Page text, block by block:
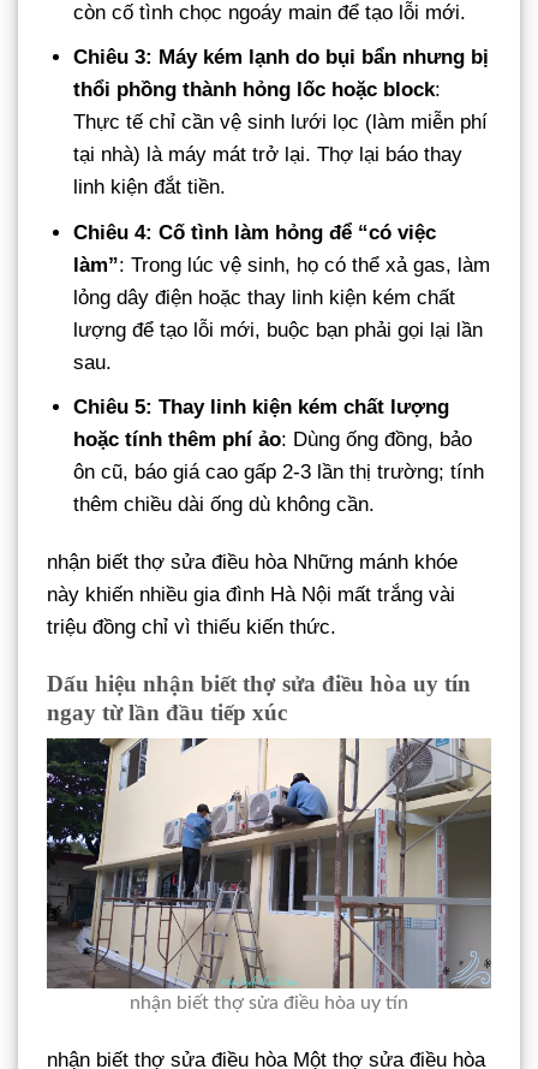
còn cố tình chọc ngoáy main để tạo lỗi mới.
Chiêu 3: Máy kém lạnh do bụi bẩn nhưng bị
thổi phồng thành hỏng lốc hoặc block:
Thực tế chỉ cần vệ sinh lưới lọc (làm miễn phí
tại nhà) là máy mát trở lại. Thợ lại báo thay
linh kiện đắt tiền.
Chiêu 4: Cố tình làm hỏng để “có việc
làm”: Trong lúc vệ sinh, họ có thể xả gas, làm
lỏng dây điện hoặc thay linh kiện kém chất
lượng để tạo lỗi mới, buộc bạn phải gọi lại lần
sau.
Chiêu 5: Thay linh kiện kém chất lượng
hoặc tính thêm phí ảo: Dùng ống đồng, bảo
ôn cũ, báo giá cao gấp 2-3 lần thị trường; tính
thêm chiều dài ống dù không cần.
nhận biết thợ sửa điều hòa Những mánh khóe
này khiến nhiều gia đình Hà Nội mất trắng vài
triệu đồng chỉ vì thiếu kiến thức.
Dấu hiệu nhận biết thợ sửa điều hòa uy tín
ngay từ lần đầu tiếp xúc
nhận biết thợ sửa điều hòa uy tín
nhận biết thợ sửa điều hòa Một thợ sửa điều hòa